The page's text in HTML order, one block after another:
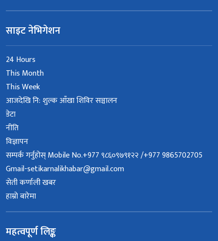
साइट नेभिगेशन
24 Hours
This Month
This Week
आजदेखि नि: शुल्क आँखा शिविर सञ्चालन
डेटा
नीति
विज्ञापन
सम्पर्क गर्नुहोस् Mobile No.+977 ९८६०९७९१२२ /+977 9865702705
Gmail-setikarnalikhabar@gmail.com
सेती कर्णाली खबर
हाम्रो बारेमा
महत्वपूर्ण लिङ्क